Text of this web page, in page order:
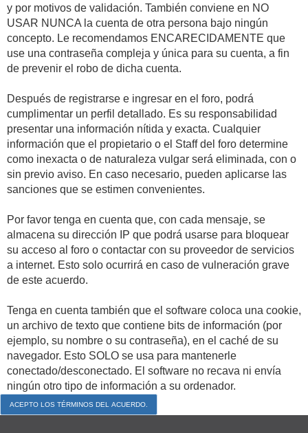
y por motivos de validación. También conviene en NO
USAR NUNCA la cuenta de otra persona bajo ningún
concepto. Le recomendamos ENCARECIDAMENTE que
use una contraseña compleja y única para su cuenta, a fin
de prevenir el robo de dicha cuenta.
Después de registrarse e ingresar en el foro, podrá
cumplimentar un perfil detallado. Es su responsabilidad
presentar una información nítida y exacta. Cualquier
información que el propietario o el Staff del foro determine
como inexacta o de naturaleza vulgar será eliminada, con o
sin previo aviso. En caso necesario, pueden aplicarse las
sanciones que se estimen convenientes.
Por favor tenga en cuenta que, con cada mensaje, se
almacena su dirección IP que podrá usarse para bloquear
su acceso al foro o contactar con su proveedor de servicios
a internet. Esto solo ocurrirá en caso de vulneración grave
de este acuerdo.
Tenga en cuenta también que el software coloca una cookie,
un archivo de texto que contiene bits de información (por
ejemplo, su nombre o su contraseña), en el caché de su
navegador. Esto SOLO se usa para mantenerle
conectado/desconectado. El software no recava ni envía
ningún otro tipo de información a su ordenador.